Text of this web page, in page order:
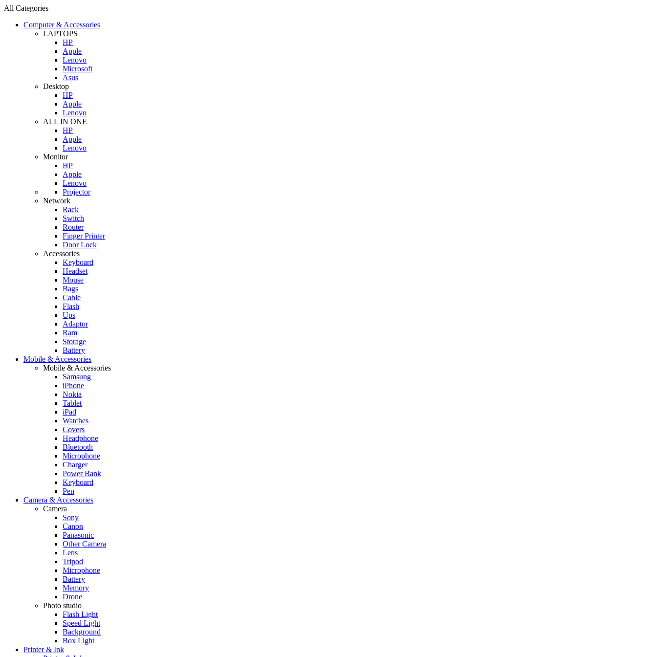
All Categories
Computer & Accessories
LAPTOPS
HP
Apple
Lenovo
Microsoft
Asus
Desktop
HP
Apple
Lenovo
ALL IN ONE
HP
Apple
Lenovo
Monitor
HP
Apple
Lenovo
Projector
Network
Rack
Switch
Router
Finger Printer
Door Lock
Accessories
Keyboard
Headset
Mouse
Bags
Cable
Flash
Ups
Adaptor
Ram
Storage
Battery
Mobile & Accessories
Mobile & Accessories
Samsung
iPhone
Nokia
Tablet
iPad
Watches
Covers
Headphone
Bluetooth
Microphone
Charger
Power Bank
Keyboard
Pen
Camera & Accessories
Camera
Sony
Canon
Panasonic
Other Camera
Lens
Tripod
Microphone
Battery
Memory
Drone
Photo studio
Flash Light
Speed Light
Background
Box Light
Printer & Ink